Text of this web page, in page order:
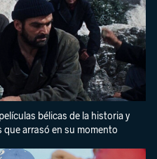
bélicas de la historia y
arrasó en su momento